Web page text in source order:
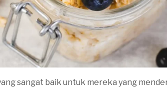
sangat baik untuk mereka yang